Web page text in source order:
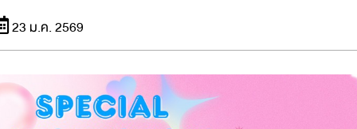
23 ม.ค. 2569